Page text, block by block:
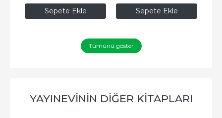
Sepete Ekle Sepete Ekle
Tümünü göster
YAYINEVININ DIĞER KITAPLARI